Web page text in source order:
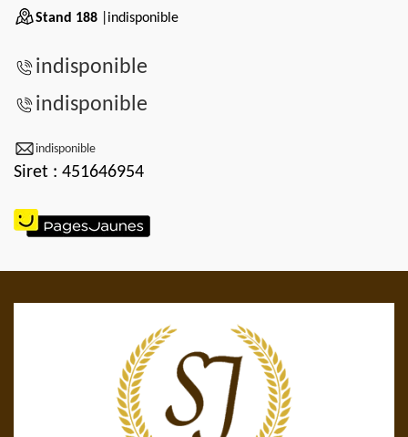
Stand 188 |indisponible
indisponible
indisponible
indisponible
Siret : 451646954